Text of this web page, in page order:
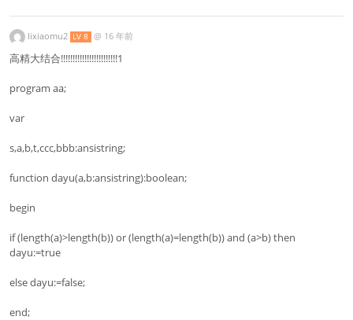
lixiaomu2 LV 8 @ 16 年前
高精大结合!!!!!!!!!!!!!!!!!!!!!!!!1
program aa;
var
s,a,b,t,ccc,bbb:ansistring;
function dayu(a,b:ansistring):boolean;
begin
if (length(a)>length(b)) or (length(a)=length(b)) and (a>b) then
dayu:=true
else dayu:=false;
end;